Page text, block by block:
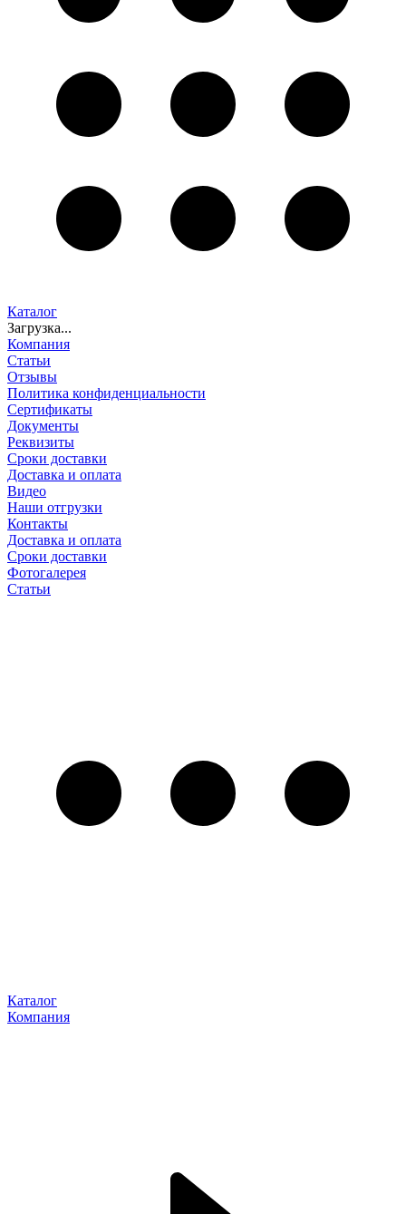
Каталог
Загрузка...
Компания
Статьи
Отзывы
Политика конфиденциальности
Сертификаты
Документы
Реквизиты
Сроки доставки
Доставка и оплата
Видео
Наши отгрузки
Контакты
Доставка и оплата
Сроки доставки
Фотогалерея
Статьи
Каталог
Компания